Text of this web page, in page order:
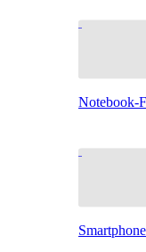
Notebook-